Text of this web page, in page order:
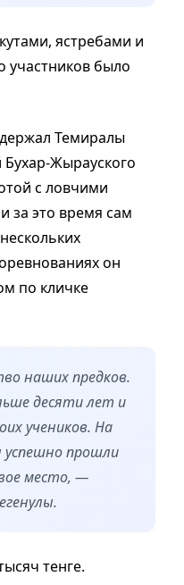
ястребами и
участников было
Темиралы
Бухар-Жырауского
с ловчими
за это время сам
он
по кличке
наших предков.
десяти лет и
учеников. На
успешно прошли
место, —
тенге.